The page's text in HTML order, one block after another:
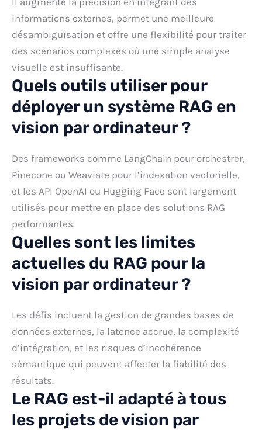
informations externes, permet une meilleure
désambiguïsation et offre une flexibilité pour traiter
des scénarios complexes où une simple analyse
visuelle est insuffisante.
Quels outils utiliser pour
déployer un système RAG en
vision par ordinateur ?
Des frameworks comme LangChain pour orchestrer,
Pinecone ou Weaviate pour l’indexation vectorielle,
et les API OpenAI ou Hugging Face sont largement
utilisés pour mettre en place des solutions RAG
performantes.
Quelles sont les limites
actuelles du RAG pour la
vision par ordinateur ?
Les défis incluent la gestion de grandes bases de
données externes, la latence accrue, la complexité
d’intégration, et les risques d’incohérence
sémantique qui peuvent affecter la fiabilité des
résultats.
Le RAG est-il adapté à tous
les projets de vision par